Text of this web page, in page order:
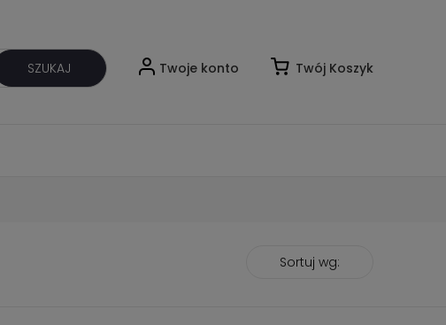
SZUKAJ Twoje konto Twój Koszyk
Sortuj wg: